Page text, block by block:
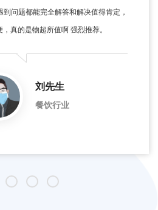
问题都能完全解答和解决值得肯定，
真的是物超所值啊 强烈推荐。
刘先生
餐饮行业